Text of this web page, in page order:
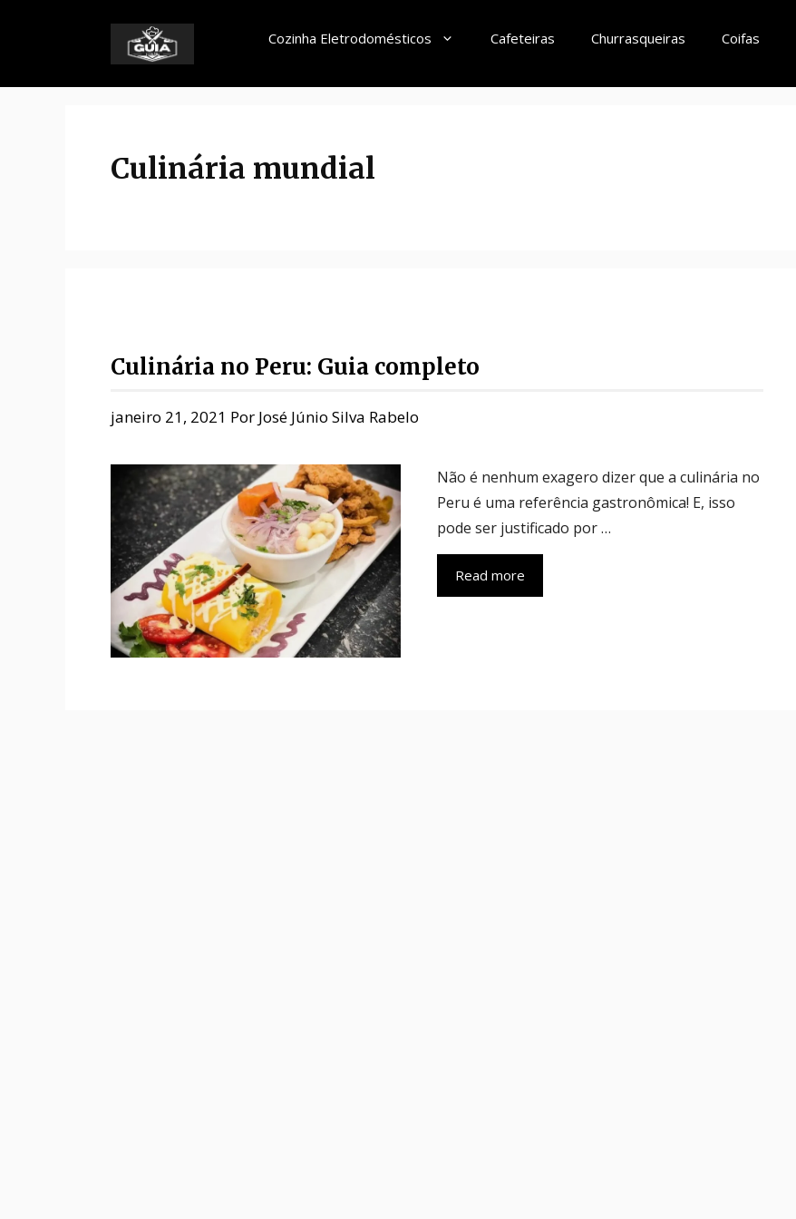
conteúdo
Cozinha Eletrodomésticos Cafeteiras Churrasqueiras Coifas
Culinária mundial
Culinária no Peru: Guia completo
janeiro 21, 2021 Por José Júnio Silva Rabelo
Não é nenhum exagero dizer que a culinária no
Peru é uma referência gastronômica! E, isso
pode ser justificado por …
Read more